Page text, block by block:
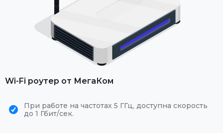
Wi-Fi роутер от МегаКом
При работе на частотах 5 ГГц, доступна скорость
до 1 Гбит/сек.